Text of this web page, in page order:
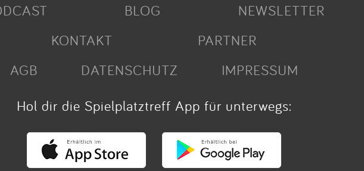
BLOG
NEWSLETTER
KONTAKT
PARTNER
AGB
DATENSCHUTZ
IMPRESSUM
Hol dir die Spielplatztreff App für unterwegs: